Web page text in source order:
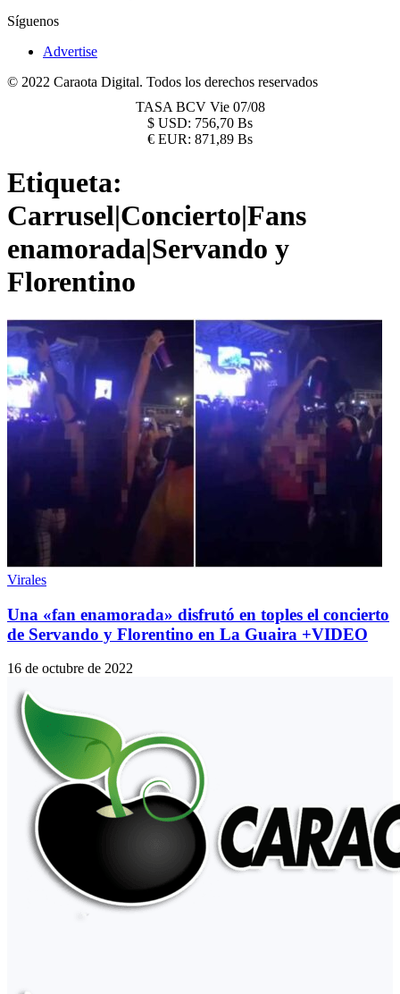
Síguenos
Advertise
© 2022 Caraota Digital. Todos los derechos reservados
TASA BCV Vie 07/08
$ USD: 756,70 Bs
€ EUR: 871,89 Bs
Etiqueta:
Carrusel|Concierto|Fans
enamorada|Servando y
Florentino
Virales
Una «fan enamorada» disfrutó en toples el concierto
de Servando y Florentino en La Guaira +VIDEO
16 de octubre de 2022